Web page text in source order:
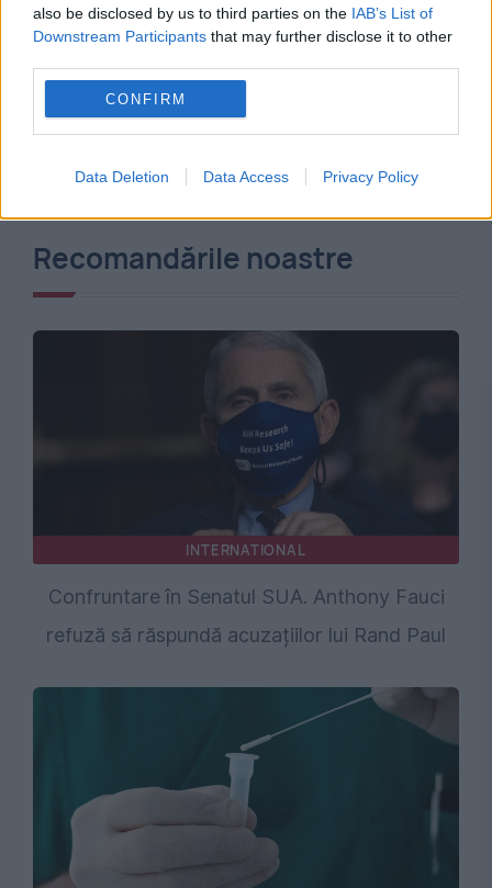
also be disclosed by us to third parties on the IAB’s List of
Downstream Participants that may further disclose it to other
CONFIRM
Data Deletion Data Access Privacy Policy
Recomandările noastre
INTERNATIONAL
Confruntare în Senatul SUA. Anthony Fauci
refuză să răspundă acuzațiilor lui Rand Paul